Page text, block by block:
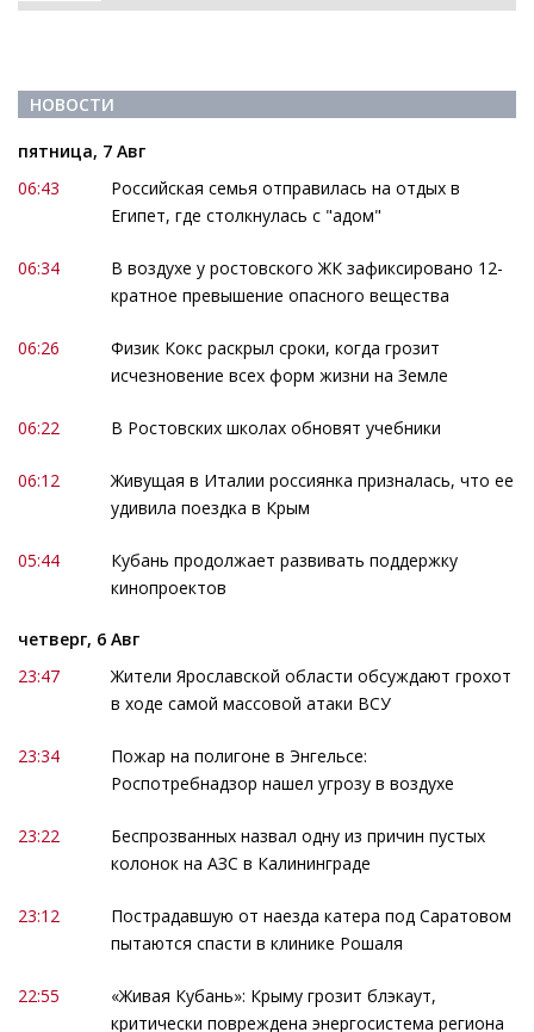
НОВОСТИ
пятница, 7 Авг
06:43
Российская семья отправилась на отдых в
Египет, где столкнулась с "адом"
06:34
В воздухе у ростовского ЖК зафиксировано 12-
кратное превышение опасного вещества
06:26
Физик Кокс раскрыл сроки, когда грозит
исчезновение всех форм жизни на Земле
06:22 В Ростовских школах обновят учебники
06:12
Живущая в Италии россиянка призналась, что ее
удивила поездка в Крым
05:44
Кубань продолжает развивать поддержку
кинопроектов
четверг, 6 Авг
23:47
Жители Ярославской области обсуждают грохот
в ходе самой массовой атаки ВСУ
23:34
Пожар на полигоне в Энгельсе:
Роспотребнадзор нашел угрозу в воздухе
23:22
Беспрозванных назвал одну из причин пустых
колонок на АЗС в Калининграде
23:12
Пострадавшую от наезда катера под Саратовом
пытаются спасти в клинике Рошаля
22:55
«Живая Кубань»: Крыму грозит блэкаут,
критически повреждена энергосистема региона